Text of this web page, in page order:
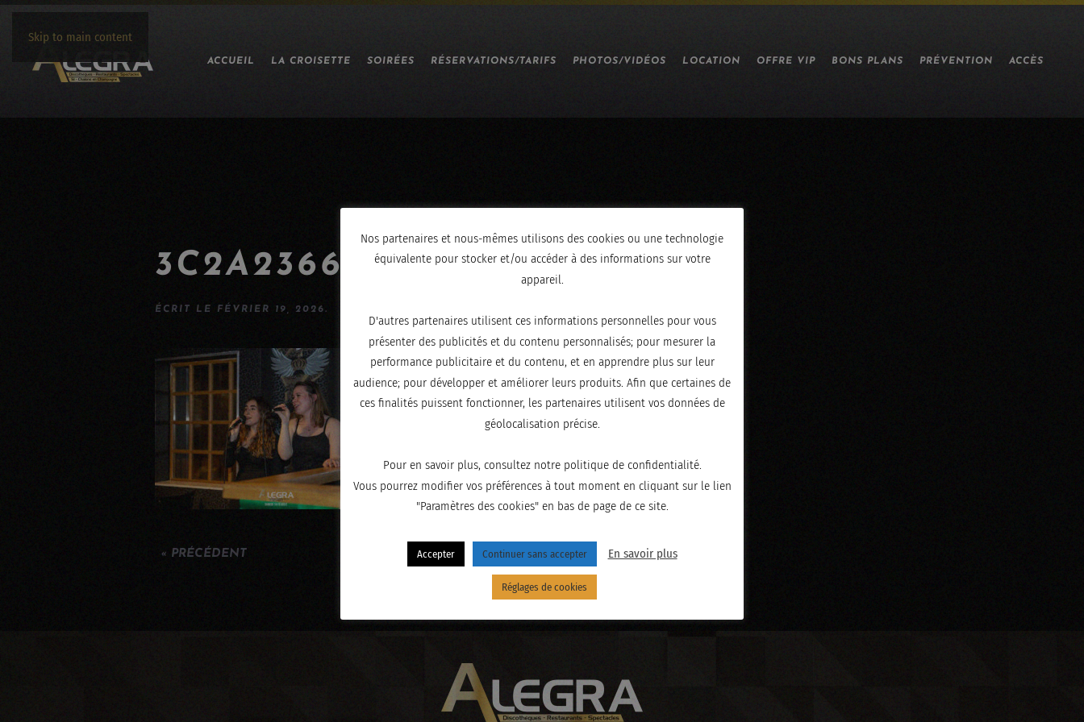
Skip to main content
ACCUEIL LA CROISETTE SOIRÉES RÉSERVATIONS/TARIFS PHOTOS/VIDÉOS LOCATION OFFRE VIP BONS PLANS PRÉVENTION ACCÈS
3C2A2366
ÉCRIT LE FÉVRIER 19, 2026.
« PRÉCÉDENT
Nos partenaires et nous-mêmes utilisons des cookies ou une technologie
équivalente pour stocker et/ou accéder à des informations sur votre
appareil.
D'autres partenaires utilisent ces informations personnelles pour vous
présenter des publicités et du contenu personnalisés; pour mesurer la
performance publicitaire et du contenu, et en apprendre plus sur leur
audience; pour développer et améliorer leurs produits. Afin que certaines de
ces finalités puissent fonctionner, les partenaires utilisent vos données de
géolocalisation précise.
Pour en savoir plus, consultez notre politique de confidentialité.
Vous pourrez modifier vos préférences à tout moment en cliquant sur le lien
"Paramètres des cookies" en bas de page de ce site.
Accepter Continuer sans accepter En savoir plus
Réglages de cookies